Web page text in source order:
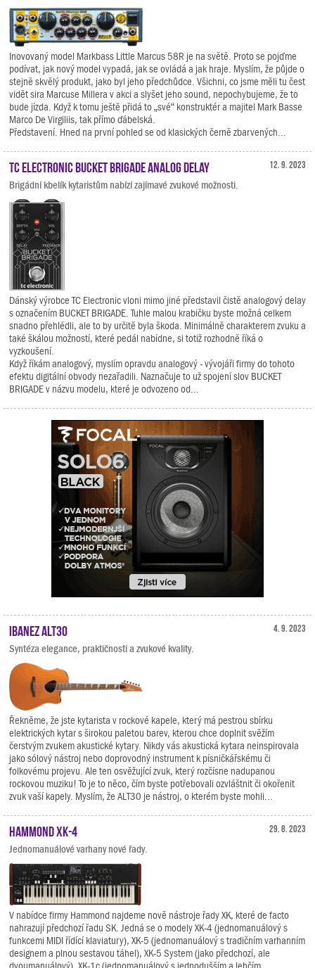
Inovovaný model Markbass Little Marcus 58R je na světě. Proto se pojďme
podívat, jak nový model vypadá, jak se ovládá a jak hraje. Myslím, že půjde o
stejně skvělý produkt, jako byl jeho předchůdce. Všichni, co jsme měli tu čest
vidět sira Marcuse Millera v akci a slyšet jeho sound, nepochybujeme, že to
bude jízda. Když k tomu ještě přidá to „své“ konstruktér a majitel Mark Basse
Marco De Virgiliis, tak přímo ďábelská.
Představení. Hned na první pohled se od klasických černě zbarvených...
12. 9. 2023
TC Electronic BUCKET BRIGADE ANALOG DELAY
Brigádní kbelík kytaristům nabízí zajímavé zvukové možnosti.
Dánský výrobce TC Electronic vloni mimo jiné představil čistě analogový delay
s označením BUCKET BRIGADE. Tuhle malou krabičku byste možná celkem
snadno přehlédli, ale to by určitě byla škoda. Minimálně charakterem zvuku a
také škálou možností, které pedál nabídne, si totiž rozhodně říká o
vyzkoušení.
Když říkám analogový, myslím opravdu analogový - vývojáři firmy do tohoto
efektu digitální obvody nezařadili. Naznačuje to už spojení slov BUCKET
BRIGADE v názvu modelu, které je odvozeno od...
4. 9. 2023
Ibanez ALT30
Syntéza elegance, praktičnosti a zvukové kvality.
Řekněme, že jste kytarista v rockové kapele, který má pestrou sbírku
elektrických kytar s širokou paletou barev, kterou chce doplnit svěžím
čerstvým zvukem akustické kytary. Nikdy vás akustická kytara neinspirovala
jako sólový nástroj nebo doprovodný instrument k písničkářskému či
folkovému projevu. Ale ten osvěžující zvuk, který rozčísne nadupanou
rockovou muziku! To je to něco, čím byste potřebovali ozvláštnit či okořenit
zvuk vaší kapely. Myslím, že ALT30 je nástroj, o kterém byste mohli...
29. 8. 2023
Hammond XK-4
Jednomanuálové varhany nové řady.
V nabídce firmy Hammond najdeme nově nástroje řady XK, které de facto
nahrazují předchozí řadu SK. Jedná se o modely XK-4 (jednomanuálový s
funkcemi MIDI řídící klaviatury), XK-5 (jednomanuálový s tradičním varhanním
designem a plnou sestavou táhel), XK-5 System (jako předchozí, ale